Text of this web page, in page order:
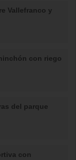
Vallefranco y
con riego
del parque
con